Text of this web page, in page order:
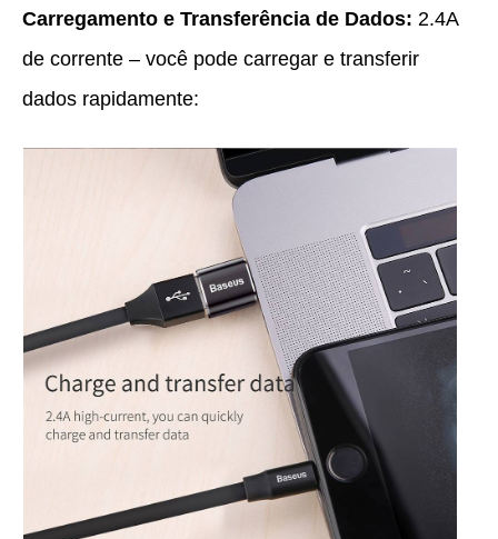
Carregamento e Transferência de Dados: 2.4A
de corrente – você pode carregar e transferir
dados rapidamente: